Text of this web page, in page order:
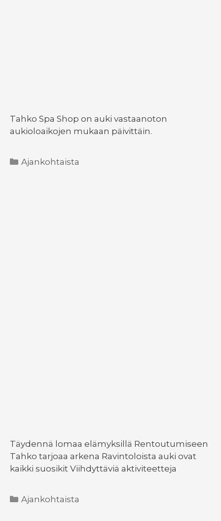
Tahko Spa Shop on auki vastaanoton
aukioloaikojen mukaan päivittäin.
Kategoriat
Ajankohtaista
Täydennä lomaa elämyksillä Rentoutumiseen
Tahko tarjoaa arkena Ravintoloista auki ovat
kaikki suosikit Viihdyttäviä aktiviteetteja
Kategoriat
Ajankohtaista